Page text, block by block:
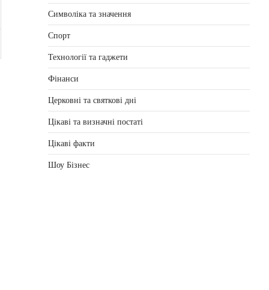
Символіка та значення
Спорт
Технології та гаджети
Фінанси
Церковні та святкові дні
Цікаві та визначні постаті
Цікаві факти
Шоу Бізнес